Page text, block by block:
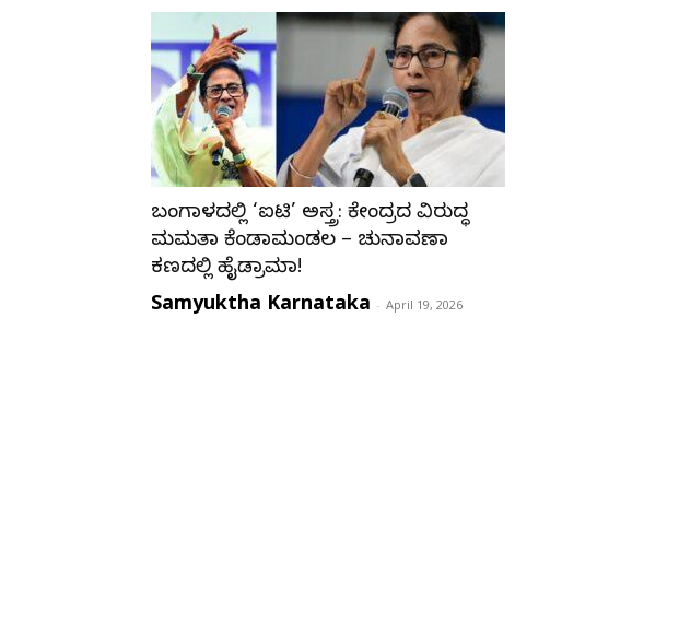
ಬಂಗಾಳದಲ್ಲಿ ‘ಐಟಿ’ ಅಸ್ತ್ರ: ಕೇಂದ್ರದ ವಿರುದ್ಧ
ಮಮತಾ ಕೆಂಡಾಮಂಡಲ – ಚುನಾವಣಾ
ಕಣದಲ್ಲಿ ಹೈಡ್ರಾಮಾ!
Samyuktha Karnataka - April 19, 2026